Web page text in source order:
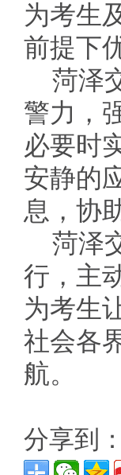
为考生
前提下
菏泽
警力，
必要时
安静的
息，协
菏泽
行，主
为考生
社会各
航。
分享到：